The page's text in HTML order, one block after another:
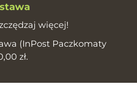
więcej!
(InPost Paczkomaty
zł.